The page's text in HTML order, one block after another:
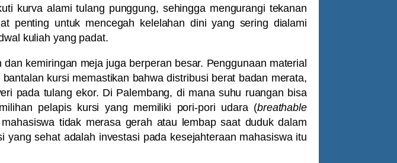
kurva alami tulang punggung, sehingga mengurangi tekanan
penting untuk mencegah kelelahan dini yang sering dialami
kuliah yang padat.
kemiringan meja juga berperan besar. Penggunaan material
bantalan kursi memastikan bahwa distribusi berat badan merata,
pada tulang ekor. Di Palembang, di mana suhu ruangan bisa
pelapis kursi yang memiliki pori-pori udara (breathable
tidak merasa gerah atau lembap saat duduk dalam
yang sehat adalah investasi pada kesejahteraan mahasiswa itu